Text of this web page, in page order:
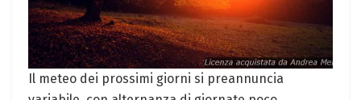
Il meteo dei prossimi giorni si preannuncia